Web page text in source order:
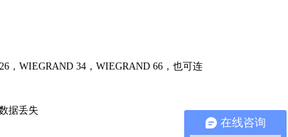
，WIEGRAND 34，WIEGRAND 66，也可连
据丢失
在线咨询